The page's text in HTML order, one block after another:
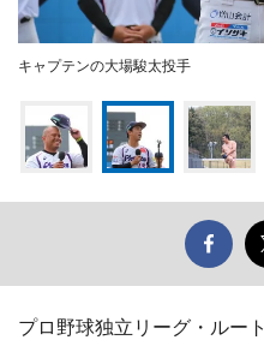
キャプテンの大場駿太投手
プロ野球独立リーグ・ルー